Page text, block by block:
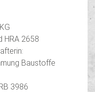
HRA 2658
Baustoffe
3986